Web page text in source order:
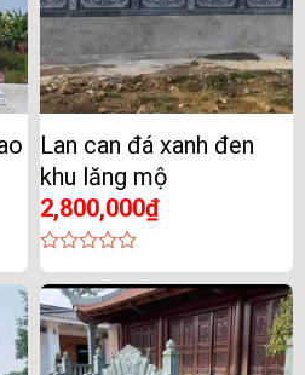
Lan can đá xanh đen
khu lăng mộ
2,800,000₫
0
out
of
5